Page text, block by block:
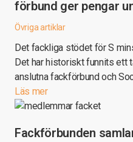
förbund ger pengar
Övriga artiklar
Det fackliga stödet för S
Det har historiskt funnits ett
anslutna fackförbund och
Läs mer
Fackförbunden